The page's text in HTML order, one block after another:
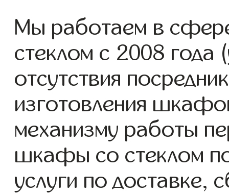
Мы работаем в
стеклом с 2008 года
отсутствия
изготовления
механизму работы
шкафы со стеклом
услуги по доставке,